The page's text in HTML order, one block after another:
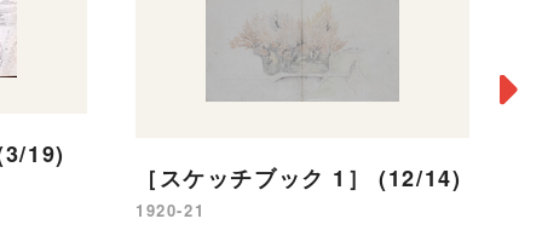
19)
［スケッチブック 1］ (12/14)
1920-21